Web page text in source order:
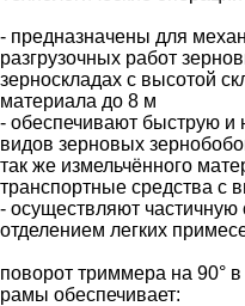
- предназначены для
разгрузочных работ
зерноскладах с высотой
материала до 8 м
- обеспечивают быструю
видов зерновых
так же измельчённого
транспортные средства с
- осуществляют
отделением легких
поворот триммера на 90°
рамы обеспечивает: